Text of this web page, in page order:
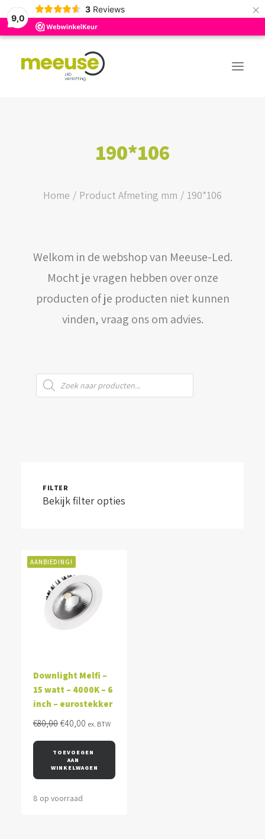
9,0
3 Reviews ×
BUDGET ASSORTIMENT
WEBSHOP
LOGIN / REGISTER
WINKELWAGEN
190*106
Home Product Afmeting mm 190*106
Welkom in de webshop van Meeuse-Led.
Mocht je vragen hebben over onze
producten of je producten niet kunnen
vinden, vraag ons om advies.
Producten
zoeken
FILTER
Bekijk filter opties
AANBIEDING!
Downlight Melfi –
15 watt – 4000K – 6
inch – eurostekker
€80,00 Oorspronkelijke
was:
€80,00.
€40,00 Huidige
is:
€40,00.
ex. BTW
TOEVOEGEN
AAN
WINKELWAGEN
8 op voorraad